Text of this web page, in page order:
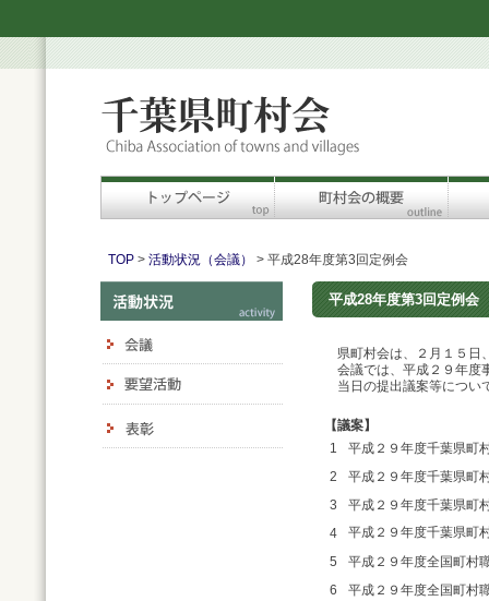
TOP> 活動状況（会議） > 平成28年度第3回定例会
平成28年度第3回定例会
県町村会は、２月１５日
会議では、平成２９年度
当日の提出議案等につい
【議案】
1
平成２９年度千葉県町
2
平成２９年度千葉県町
3
平成２９年度千葉県町
4
平成２９年度千葉県町
5
平成２９年度全国町村
6
平成２９年度全国町村